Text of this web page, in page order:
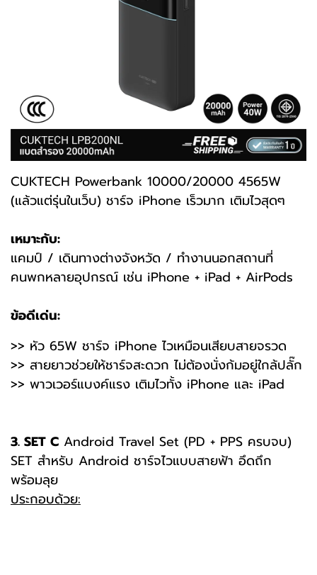
CUKTECH Powerbank 10000/20000 4565W
(แล้วแต่รุ่นในเว็บ) ชาร์จ iPhone เร็วมาก เติมไวสุดๆ
เหมาะกับ:
แคมป์ / เดินทางต่างจังหวัด / ทำงานนอกสถานที่
คนพกหลายอุปกรณ์ เช่น iPhone + iPad + AirPods
ข้อดีเด่น:
>> หัว 65W ชาร์จ iPhone ไวเหมือนเสียบสายจรวด
>> สายยาวช่วยให้ชาร์จสะดวก ไม่ต้องนั่งก้มอยู่ใกล้ปลั๊ก
>> พาวเวอร์แบงค์แรง เติมไวทั้ง iPhone และ iPad
3. SET C Android Travel Set (PD + PPS ครบจบ)
SET สำหรับ Android ชาร์จไวแบบสายฟ้า อึดถึก
พร้อมลุย
ประกอบด้วย: